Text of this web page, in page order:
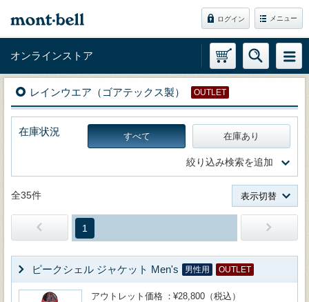
ログイン メニュー
オンラインストア
レインウエア（ゴアテックス製） OUTLET
在庫状況 すべて 在庫あり
絞り込み検索を追加
全35件 表示切替
1
ピークシェル ジャケット Men's 男性用 OUTLET
アウトレット価格
¥28,800（税込）